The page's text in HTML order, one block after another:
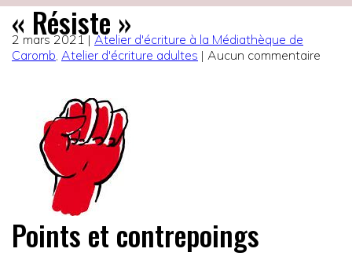
« Résiste »
2 mars 2021|Atelier d'écriture à la Médiathèque de
Caromb Atelier d'écriture adultes | Aucun commentaire
Points et contrepoings